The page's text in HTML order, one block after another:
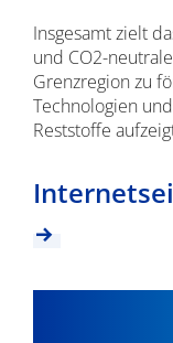
Insgesamt zielt
und CO2-
Grenzregion zu
Technologien
Reststoffe